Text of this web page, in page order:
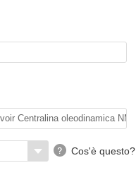
MERCEDES SL
Cos'è questo?